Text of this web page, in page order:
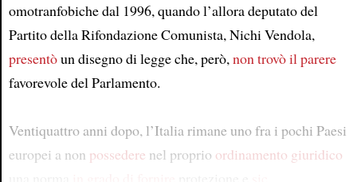
omotranfobiche dal 1996, quando l’allora deputato del
Partito della Rifondazione Comunista, Nichi Vendola,
presentòun disegno di legge che, però,non trovòil parere
favorevole del Parlamento.
Ventiquattro anni dopo, l’Italia rimane uno fra i pochi Paesi
europei a non possedere nel proprio ordinamento giuridico